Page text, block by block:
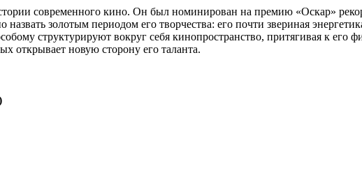
современного кино. Он был номинирован на премию «Оскар»
золотым периодом его творчества: его почти звериная
структурируют вокруг себя кинопространство, притягивая к его
открывает новую сторону его таланта.